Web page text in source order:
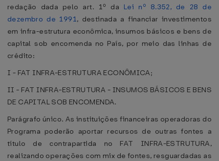
redação dada pelo art. 1º da Lei nº 8.352, de 28 de
dezembro de 1991, destinada a financiar investimentos
em infra-estrutura econômica, insumos básicos e bens de
capital sob encomenda no País, por meio das linhas de
crédito:
I - FAT INFRA-ESTRUTURA ECONÔMICA;
II - FAT INFRA-ESTRUTURA - INSUMOS BÁSICOS E BENS
DE CAPITAL SOB ENCOMENDA.
Parágrafo único. As instituições financeiras operadoras do
Programa poderão aportar recursos de outras fontes a
título de contrapartida no FAT INFRA-ESTRUTURA,
realizando operações com mix de fontes, resguardadas as